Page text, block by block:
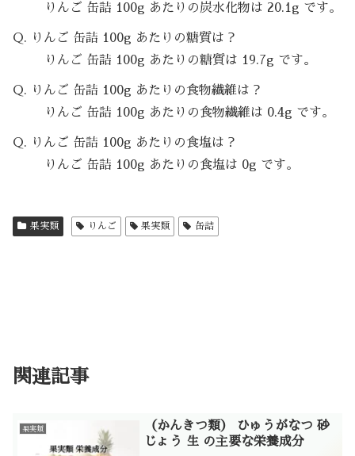
りんご 缶詰 100g あたりの炭水化物は 20.1g です。
Q. りんご 缶詰 100g あたりの糖質は？
りんご 缶詰 100g あたりの糖質は 19.7g です。
Q. りんご 缶詰 100g あたりの食物繊維は？
りんご 缶詰 100g あたりの食物繊維は 0.4g です。
Q. りんご 缶詰 100g あたりの食塩は？
りんご 缶詰 100g あたりの食塩は 0g です。
果実類 りんご 果実類 缶詰
関連記事
果実類
（かんきつ類） ひゅうがなつ 砂
じょう 生 の主要な栄養成分